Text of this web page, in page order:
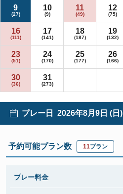
9 10 11 12
16 17 18 19
23 24 25 26
30 31
プレー日 2026年8月9日 (日)
予約可能プラン数 11プラン
プレー料金